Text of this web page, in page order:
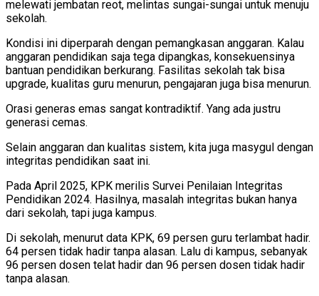
melewati jembatan reot, melintas sungai-sungai untuk menuju
sekolah.
Kondisi ini diperparah dengan pemangkasan anggaran. Kalau
anggaran pendidikan saja tega dipangkas, konsekuensinya
bantuan pendidikan berkurang. Fasilitas sekolah tak bisa
upgrade, kualitas guru menurun, pengajaran juga bisa menurun.
Orasi generas emas sangat kontradiktif. Yang ada justru
generasi cemas.
Selain anggaran dan kualitas sistem, kita juga masygul dengan
integritas pendidikan saat ini.
Pada April 2025, KPK merilis Survei Penilaian Integritas
Pendidikan 2024. Hasilnya, masalah integritas bukan hanya
dari sekolah, tapi juga kampus.
Di sekolah, menurut data KPK, 69 persen guru terlambat hadir.
64 persen tidak hadir tanpa alasan. Lalu di kampus, sebanyak
96 persen dosen telat hadir dan 96 persen dosen tidak hadir
tanpa alasan.